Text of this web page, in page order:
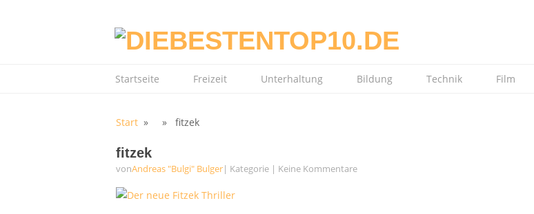
Startseite Freizeit Unterhaltung Bildung Technik Film
Start » » fitzek
fitzek
vonAndreas "Bulgi" Bulger| Kategorie | Keine Kommentare